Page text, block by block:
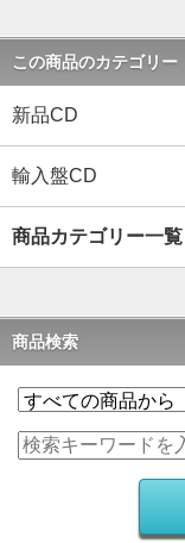
この商品のカテゴリー
新品CD
輸入盤CD
商品カテゴリー一覧
商品検索